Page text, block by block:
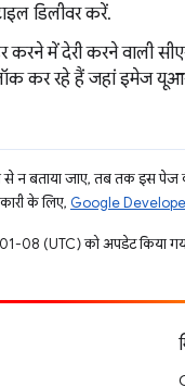
डिलीवर करें.
करने में देरी करने वाली
कर रहे हैं जहां इमेज
बताया जाए, तब तक इस पेज
के लिए, Google
08 (UTC) को अपडेट किया